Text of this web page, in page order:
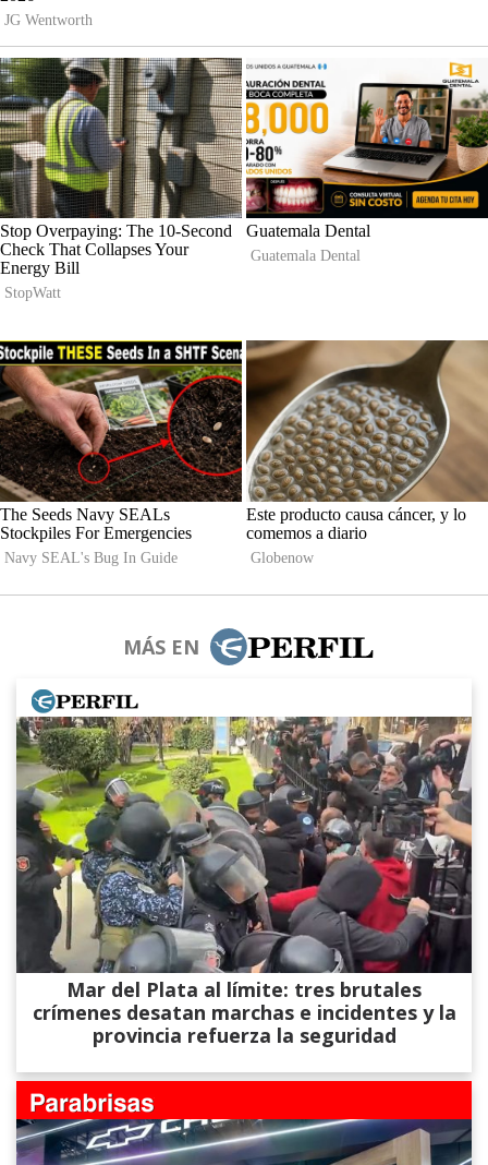
MÁS EN
Mar del Plata al límite: tres brutales
crímenes desatan marchas e incidentes y la
provincia refuerza la seguridad